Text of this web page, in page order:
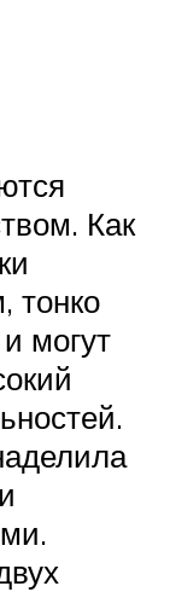
Как
тонко
могут